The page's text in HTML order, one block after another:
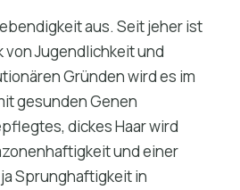
aus. Seit jeher ist
von Jugendlichkeit und
Gründen wird es im
gesunden Genen
dickes Haar wird
und einer
Sprunghaftigkeit in